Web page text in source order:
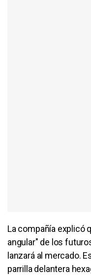
La compañía explicó
angular" de los
lanzará al mercado.
parrilla delantera